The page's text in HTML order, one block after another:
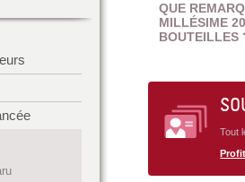
QUE
MILLÉSIME
BOUTEILLES
Tout